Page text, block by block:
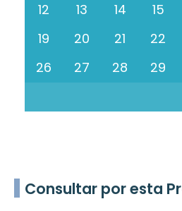
12
13 14 15
19
20 21 22
26
27 28 29
Consultar por esta